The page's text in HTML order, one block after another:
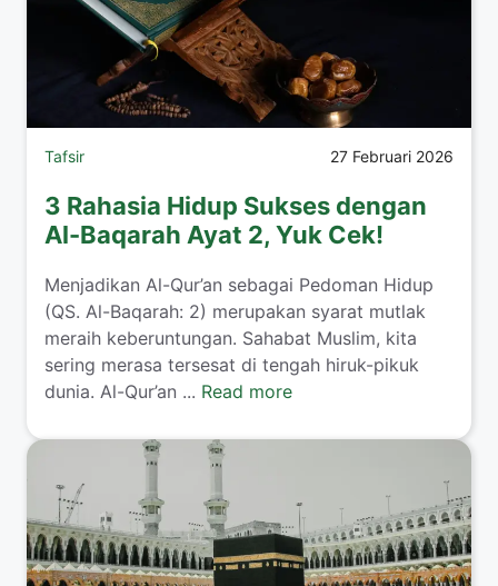
Tafsir 27 Februari 2026
3 Rahasia Hidup Sukses dengan
Al-Baqarah Ayat 2, Yuk Cek!
Menjadikan Al-Qur’an sebagai Pedoman Hidup
(QS. Al-Baqarah: 2) merupakan syarat mutlak
meraih keberuntungan. Sahabat Muslim, kita
sering merasa tersesat di tengah hiruk-pikuk
dunia. Al-Qur’an ... Read more